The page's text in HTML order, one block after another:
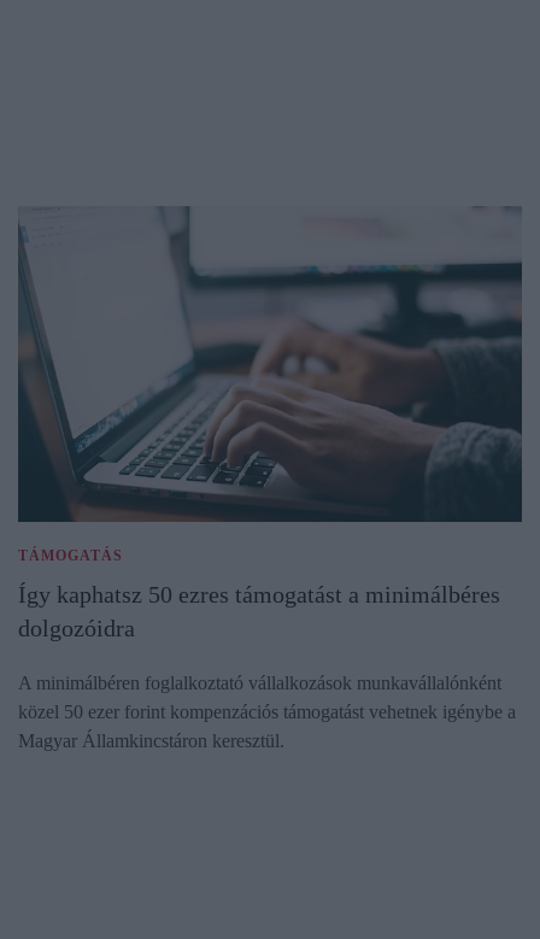
TÁMOGATÁS
Így kaphatsz 50 ezres támogatást a minimálbéres
dolgozóidra
A minimálbéren foglalkoztató vállalkozások munkavállalónként
közel 50 ezer forint kompenzációs támogatást vehetnek igénybe a
Magyar Államkincstáron keresztül.